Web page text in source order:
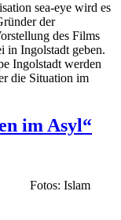
sea-eye wird es
der
des Films
in Ingolstadt geben.
Ingolstadt werden
die Situation im
im Asyl“
Fotos: Islam